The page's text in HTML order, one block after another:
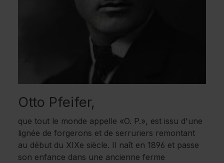
Otto Pfeifer,
que tout le monde appelle «O. P.», est issu d'une
lignée de forgerons et de serruriers remontant
au début du XIXe siècle. Il naît en 1896 et passe
son enfance dans une ancienne ferme